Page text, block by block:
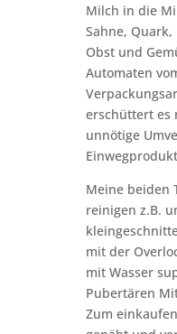
Milch in die
Sahne,
Obst und
Automaten
erschüttert es
unnötige
Meine beiden
reinigen z.B.
mit der
mit Wasser
Pubertären
Zum